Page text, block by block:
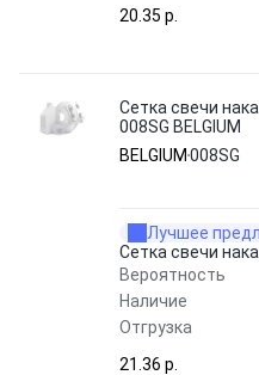
20.35 p.
Сетка свечи
008SG BELGIUM
BELGIUM 008SG
Лучшее
Сетка свечи
Вероятность
Наличие
Отгрузка
21.36 p.